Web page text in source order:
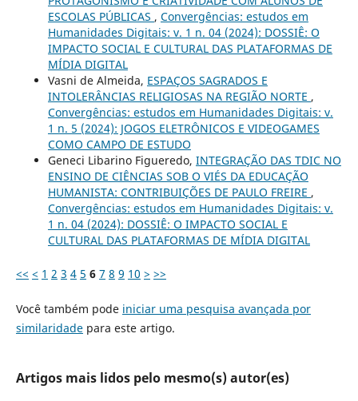
ESCOLAS PÚBLICAS , Convergências: estudos em
Humanidades Digitais: v. 1 n. 04 (2024): DOSSIÊ: O
IMPACTO SOCIAL E CULTURAL DAS PLATAFORMAS DE
MÍDIA DIGITAL
Vasni de Almeida, ESPAÇOS SAGRADOS E
INTOLERÂNCIAS RELIGIOSAS NA REGIÃO NORTE ,
Convergências: estudos em Humanidades Digitais: v.
1 n. 5 (2024): JOGOS ELETRÔNICOS E VIDEOGAMES
COMO CAMPO DE ESTUDO
Geneci Libarino Figueredo, INTEGRAÇÃO DAS TDIC NO
ENSINO DE CIÊNCIAS SOB O VIÉS DA EDUCAÇÃO
HUMANISTA: CONTRIBUIÇÕES DE PAULO FREIRE ,
Convergências: estudos em Humanidades Digitais: v.
1 n. 04 (2024): DOSSIÊ: O IMPACTO SOCIAL E
CULTURAL DAS PLATAFORMAS DE MÍDIA DIGITAL
<< < 1 2 3 4 5 6 7 8 9 10 > >>
Você também pode iniciar uma pesquisa avançada por
similaridadepara este artigo.
Artigos mais lidos pelo mesmo(s) autor(es)